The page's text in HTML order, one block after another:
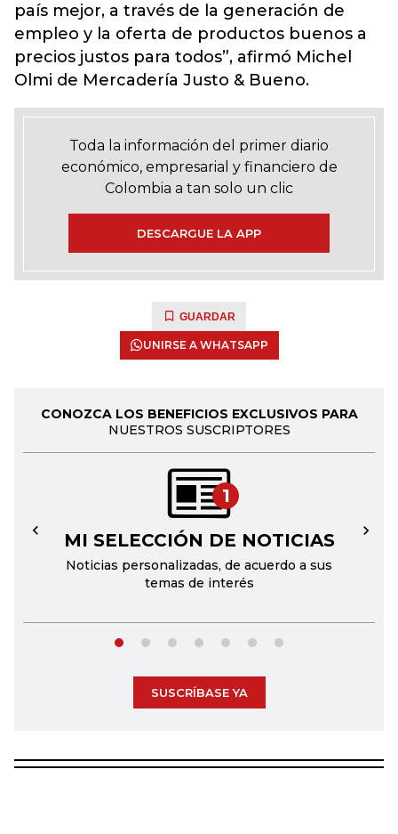
país mejor, a través de la generación de
empleo y la oferta de productos buenos a
precios justos para todos”, afirmó Michel
Olmi de Mercadería Justo & Bueno.
Toda la información del primer diario
económico, empresarial y financiero de
Colombia a tan solo un clic
DESCARGUE LA APP
GUARDAR
UNIRSE A WHATSAPP
CONOZCA LOS BENEFICIOS EXCLUSIVOS PARA
NUESTROS SUSCRIPTORES
1
MI SELECCIÓN DE NOTICIAS
Noticias personalizadas, de acuerdo a sus
temas de interés
← →
SUSCRÍBASE YA